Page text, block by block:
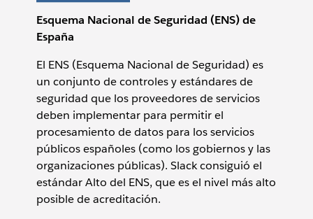
Esquema Nacional de Seguridad (ENS) de
España
El ENS (Esquema Nacional de Seguridad) es
un conjunto de controles y estándares de
seguridad que los proveedores de servicios
deben implementar para permitir el
procesamiento de datos para los servicios
públicos españoles (como los gobiernos y las
organizaciones públicas). Slack consiguió el
estándar Alto del ENS, que es el nivel más alto
posible de acreditación.